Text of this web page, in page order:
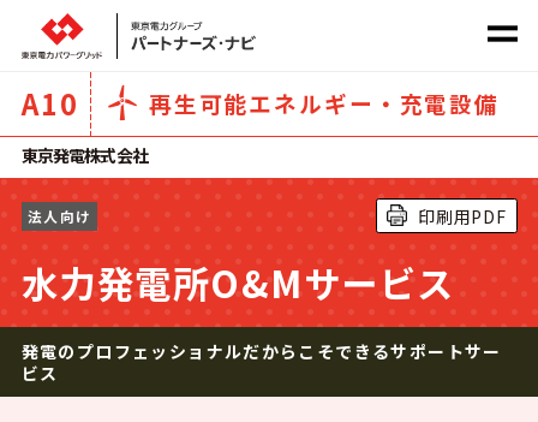
から探す
A10 再生可能エネルギー・充電設備
東京発電株式会社
法人向け 印刷用PDF
水力発電所O&Mサービス
発電のプロフェッショナルだからこそできるサポートサー
ビス